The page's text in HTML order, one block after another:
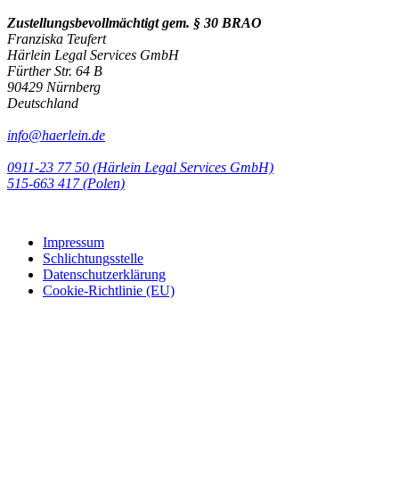
Zustellungsbevollmächtigt gem. § 30 BRAO
Franziska Teufert
Härlein Legal Services GmbH
Fürther Str. 64 B
90429 Nürnberg
Deutschland
info@haerlein.de
0911-23 77 50 (Härlein Legal Services GmbH)
‭515-663 417 (Polen)‬‬‬
Impressum
Schlichtungsstelle
Datenschutzerklärung
Cookie-Richtlinie (EU)